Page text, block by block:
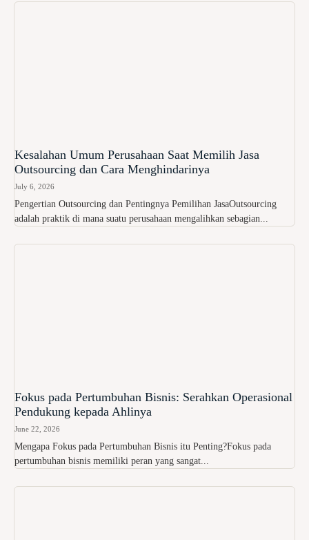
Kesalahan Umum Perusahaan Saat Memilih Jasa
Outsourcing dan Cara Menghindarinya
July 6, 2026
Pengertian Outsourcing dan Pentingnya Pemilihan JasaOutsourcing
adalah praktik di mana suatu perusahaan mengalihkan sebagian...
Fokus pada Pertumbuhan Bisnis: Serahkan Operasional
Pendukung kepada Ahlinya
June 22, 2026
Mengapa Fokus pada Pertumbuhan Bisnis itu Penting?Fokus pada
pertumbuhan bisnis memiliki peran yang sangat...